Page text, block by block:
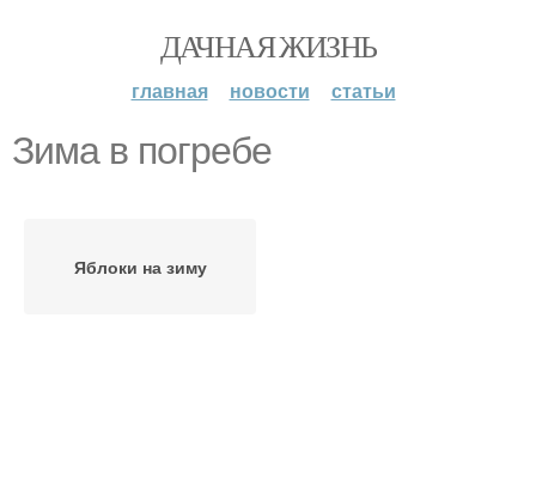
ДАЧНАЯ ЖИЗНЬ
главная новости статьи
Зима в погребе
Яблоки на зиму